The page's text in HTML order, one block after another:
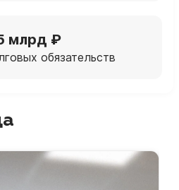
млрд ₽
обязательств